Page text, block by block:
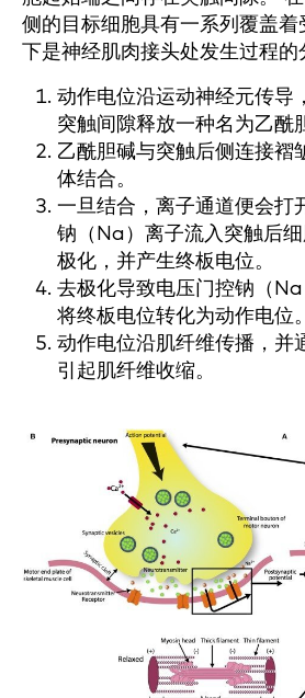
侧的目标细胞具有一系列覆盖着
下是神经肌肉接头处发生过程的
动作电位沿运动神经元传导
突触间隙释放一种名为乙酰
乙酰胆碱与突触后侧连接褶
体结合。
一旦结合，离子通道便会打
钠（Na）离子流入突触后
极化，并产生终板电位。
去极化导致电压门控钠（
将终板电位转化为动作电位。
动作电位沿肌纤维传播，并
引起肌纤维收缩。